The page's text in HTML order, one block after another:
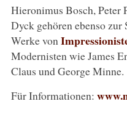
Hieronimus Bosch, Peter
Dyck gehören ebenso
Werke von
Modernisten wie James
Claus und George Minne.
Für Informationen: